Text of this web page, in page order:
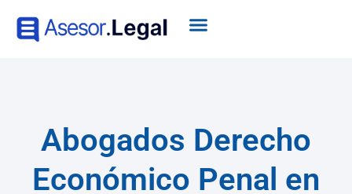
Abogados Derecho
Económico Penal en